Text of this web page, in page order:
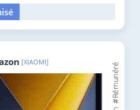
[XIAOMI]